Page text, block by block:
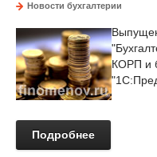
Новости бухгалтерии
КОРП и
Подробнее